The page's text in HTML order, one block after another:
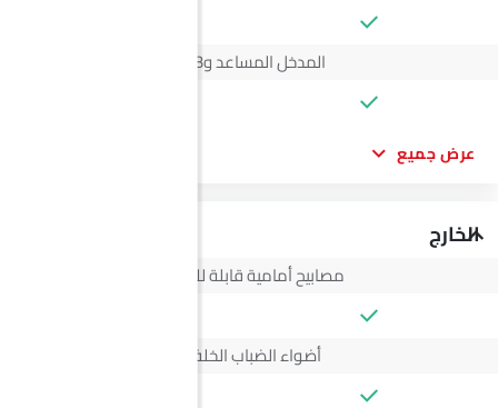
المدخل المساعد وUSB
عرض جميع
الخارج
مصابيح أمامية قابلة للتعديل
أضواء الضباب الخلفية